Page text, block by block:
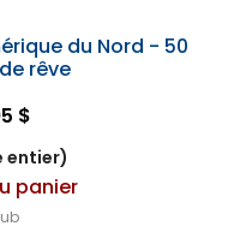
du Nord - 50
rêve
$
entier)
panier